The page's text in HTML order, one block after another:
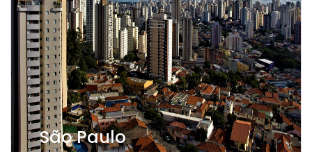
São Paulo